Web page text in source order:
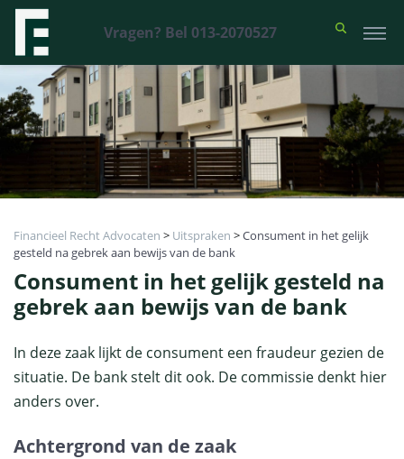
Vragen? Bel 013-2070527
Financieel Recht Advocaten > Uitspraken >Consument in het gelijk
gesteld na gebrek aan bewijs van de bank
Consument in het gelijk gesteld na
gebrek aan bewijs van de bank
In deze zaak lijkt de consument een fraudeur gezien de
situatie. De bank stelt dit ook. De commissie denkt hier
anders over.
Achtergrond van de zaak